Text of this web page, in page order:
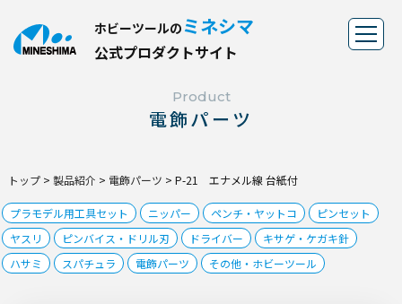
ホビーツールの ミネシマ
公式プロダク トサイ ト
Product
電飾パーツ
トップ> 製品紹介 > 電飾パーツ > P-21 エナメル線 台紙付
プラモデル用工具セット ニッパー ペンチ・ヤットコ
ピンセット
ヤスリ
ピンバイス・ドリル刃 ドライバー
キサゲ・ケガキ針
ハサミ
スパチュラ 電飾パーツ その他・ホビーツール